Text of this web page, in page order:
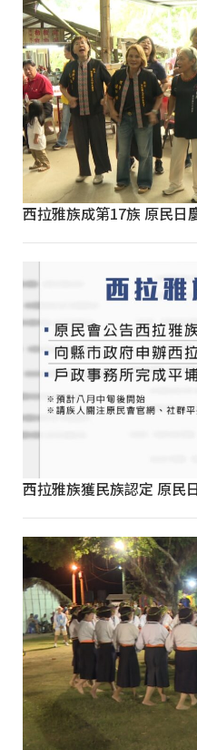
西拉雅族成第17族 原民日
西拉雅族獲民族認定 原民